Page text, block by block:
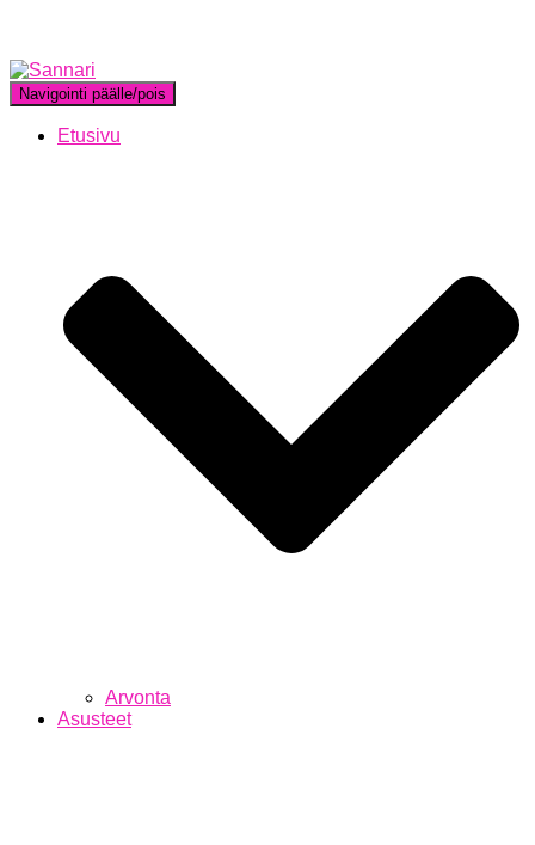
Navigointi päälle/pois
Etusivu
Arvonta
Asusteet